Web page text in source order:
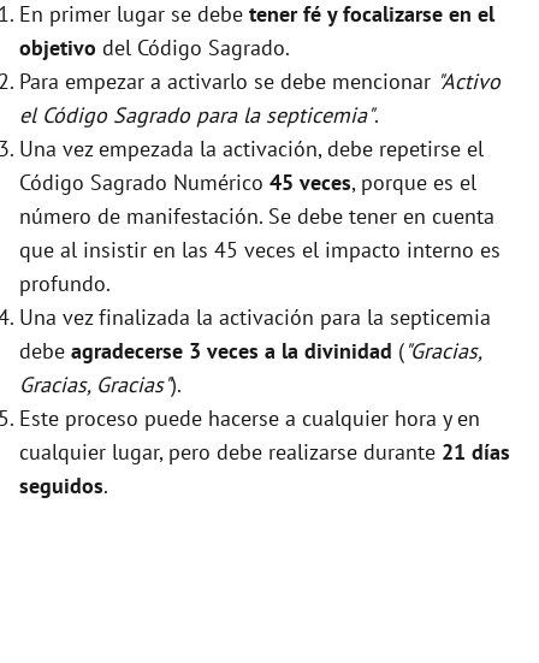
En primer lugar se debe tener fé y focalizarse en el
objetivo del Código Sagrado.
Para empezar a activarlo se debe mencionar "Activo
el Código Sagrado para la septicemia".
Una vez empezada la activación, debe repetirse el
Código Sagrado Numérico 45 veces, porque es el
número de manifestación. Se debe tener en cuenta
que al insistir en las 45 veces el impacto interno es
profundo.
Una vez finalizada la activación para la septicemia
debe agradecerse 3 veces a la divinidad ("Gracias,
Gracias, Gracias").
Este proceso puede hacerse a cualquier hora y en
cualquier lugar, pero debe realizarse durante 21 días
seguidos.